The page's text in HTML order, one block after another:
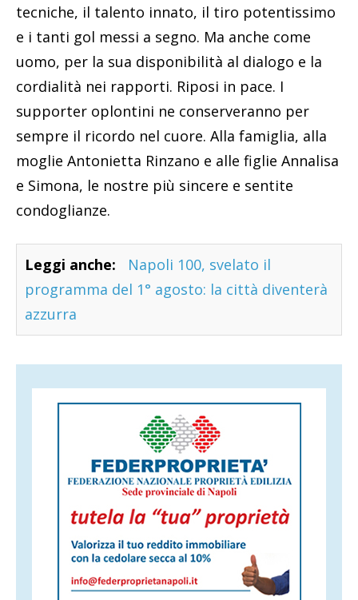
tecniche, il talento innato, il tiro potentissimo
e i tanti gol messi a segno. Ma anche come
uomo, per la sua disponibilità al dialogo e la
cordialità nei rapporti. Riposi in pace. I
supporter oplontini ne conserveranno per
sempre il ricordo nel cuore. Alla famiglia, alla
moglie Antonietta Rinzano e alle figlie Annalisa
e Simona, le nostre più sincere e sentite
condoglianze.
Leggi anche:
Napoli 100, svelato il
programma del 1° agosto: la città diventerà
azzurra